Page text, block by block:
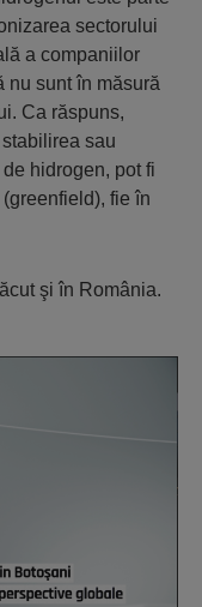
sectorului
a companiilor
nu sunt în măsură
Ca răspuns,
sau
hidrogen, pot fi
fie în
şi în România.